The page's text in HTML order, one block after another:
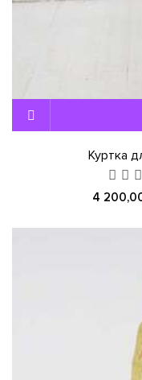
Куртка
4